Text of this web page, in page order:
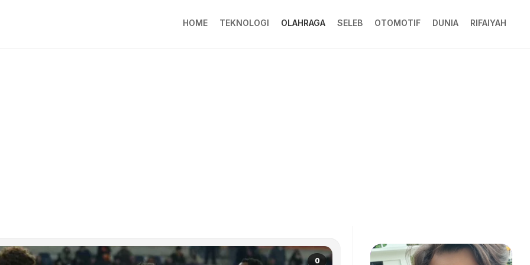
HOME TEKNOLOGI OLAHRAGA SELEB OTOMOTIF DUNIA RIFAIYAH
0